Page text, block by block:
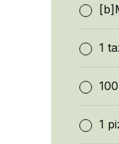
1
1